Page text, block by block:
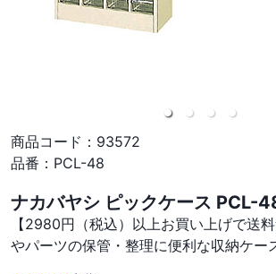
商品コード： 93572
品番： PCL-48
ナカバヤシ ピックケース PCL-
【2980円（税込）以上お買い上げで送
やパーツの保管・整理に便利な収納ケー